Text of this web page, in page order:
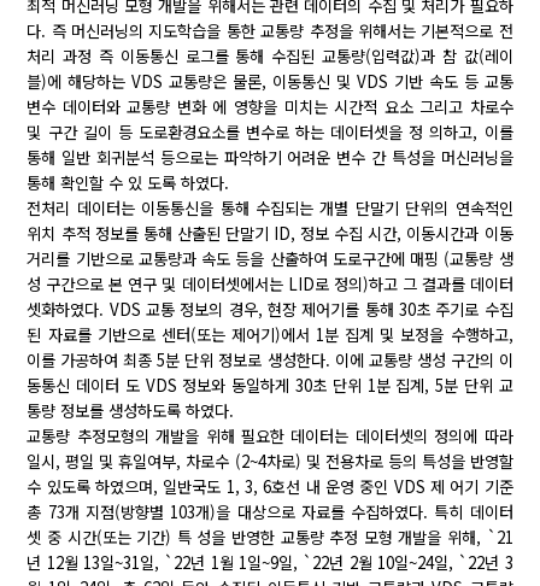
최적 머신러닝 모형 개발을 위해서는 관련 데이터의 수집 및 처리가 필요하
다. 즉 머신러닝의 지도학습을 통한 교통량 추정을 위해서는 기본적으로 전
처리 과정 즉 이동통신 로그를 통해 수집된 교통량(입력값)과 참 값(레이
블)에 해당하는 VDS 교통량은 물론, 이동통신 및 VDS 기반 속도 등 교통
변수 데이터와 교통량 변화 에 영향을 미치는 시간적 요소 그리고 차로수
및 구간 길이 등 도로환경요소를 변수로 하는 데이터셋을 정 의하고, 이를
통해 일반 회귀분석 등으로는 파악하기 어려운 변수 간 특성을 머신러닝을
통해 확인할 수 있 도록 하였다.
전처리 데이터는 이동통신을 통해 수집되는 개별 단말기 단위의 연속적인
위치 추적 정보를 통해 산출된 단말기 ID, 정보 수집 시간, 이동시간과 이동
거리를 기반으로 교통량과 속도 등을 산출하여 도로구간에 매핑 (교통량 생
성 구간으로 본 연구 및 데이터셋에서는 LID로 정의)하고 그 결과를 데이터
셋화하였다. VDS 교통 정보의 경우, 현장 제어기를 통해 30초 주기로 수집
된 자료를 기반으로 센터(또는 제어기)에서 1분 집계 및 보정을 수행하고,
이를 가공하여 최종 5분 단위 정보로 생성한다. 이에 교통량 생성 구간의 이
동통신 데이터 도 VDS 정보와 동일하게 30초 단위 1분 집계, 5분 단위 교
통량 정보를 생성하도록 하였다.
교통량 추정모형의 개발을 위해 필요한 데이터는 데이터셋의 정의에 따라
일시, 평일 및 휴일여부, 차로수 (2~4차로) 및 전용차로 등의 특성을 반영할
수 있도록 하였으며, 일반국도 1, 3, 6호선 내 운영 중인 VDS 제 어기 기준
총 73개 지점(방향별 103개)을 대상으로 자료를 수집하였다. 특히 데이터
셋 중 시간(또는 기간) 특 성을 반영한 교통량 추정 모형 개발을 위해, `21
년 12월 13일~31일, `22년 1월 1일~9일, `22년 2월 10일~24일, `22년 3